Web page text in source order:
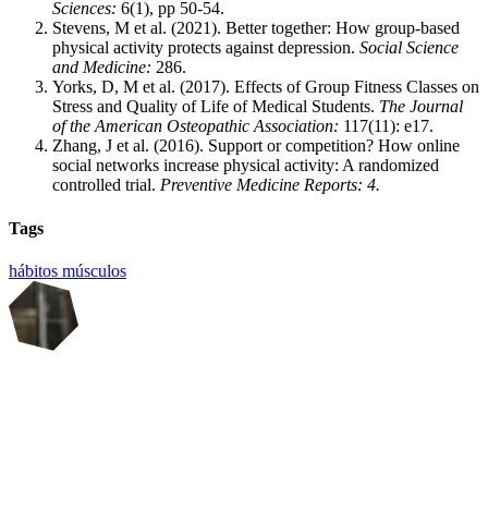
Sciences: 6(1), pp 50-54.
Stevens, M et al. (2021). Better together: How group-based
physical activity protects against depression. Social Science
and Medicine: 286.
Yorks, D, M et al. (2017). Effects of Group Fitness Classes on
Stress and Quality of Life of Medical Students. The Journal
of the American Osteopathic Association: 117(11): e17.
Zhang, J et al. (2016). Support or competition? How online
social networks increase physical activity: A randomized
controlled trial. Preventive Medicine Reports: 4.
Tags
hábitos músculos